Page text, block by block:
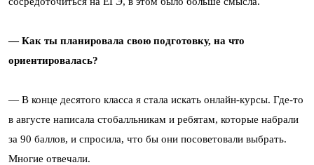
— Как ты планировала свою подготовку, на что
ориентировалась?
— В конце десятого класса я стала искать онлайн-курсы. Где-то
в августе написала стобалльникам и ребятам, которые набрали
за 90 баллов, и спросила, что бы они посоветовали выбрать.
Многие отвечали.